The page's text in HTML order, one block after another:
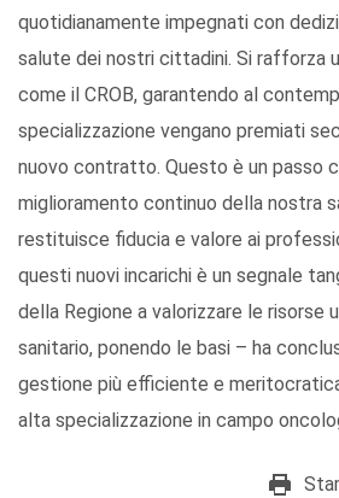
quotidianamente impegnati con
salute dei nostri cittadini. Si rafforza
come il CROB, garantendo al
specializzazione vengano premiati
nuovo contratto. Questo è un passo
miglioramento continuo della nostra
restituisce fiducia e valore ai
questi nuovi incarichi è un segnale
della Regione a valorizzare le risorse
sanitario, ponendo le basi – ha
gestione più efficiente e
alta specializzazione in campo